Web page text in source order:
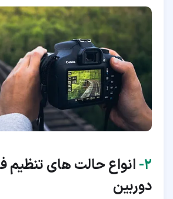
۲‏- انواع حالت های
دوربین